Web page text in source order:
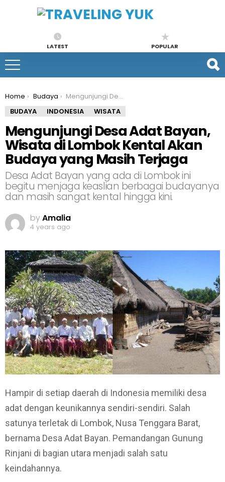
LATEST POPULAR
You are here:
Home Budaya
Mengunjungi Desa Adat Bayan, Wisata di Lombok Kental Akan Budaya yang Masih Terjaga
BUDAYA
INDONESIA WISATA
Mengunjungi Desa Adat Bayan,
Wisata di Lombok Kental Akan
Budaya yang Masih Terjaga
Desa Adat Bayan yang ada di Lombok ini
begitu menjaga keaslian berbagai budayanya
dan masih sangat kental hingga kini.
byAmalia
4 years ago
Hampir di setiap daerah di Indonesia memiliki desa
adat dengan keunikannya sendiri-sendiri. Salah
satunya terletak di Lombok, Nusa Tenggara Barat,
bernama Desa Adat Bayan. Pemandangan Gunung
Rinjani di bagian utara menjadi salah satu
keindahannya.